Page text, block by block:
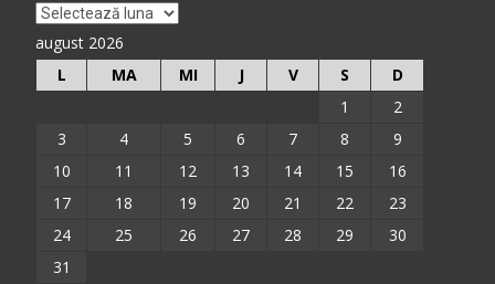
Arhiva
august 2026
L
MA MI J V S
D
1
2
3
4 5 6 7 8
9
10
11 12 13 14 15
16
17
18 19 20 21 22
23
24
25 26 27 28 29
30
31